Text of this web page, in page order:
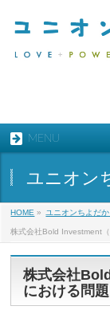
MENU
ユニオン
HOME » ユニオンちよだ
株式会社Bold Investment
株式会社
における問